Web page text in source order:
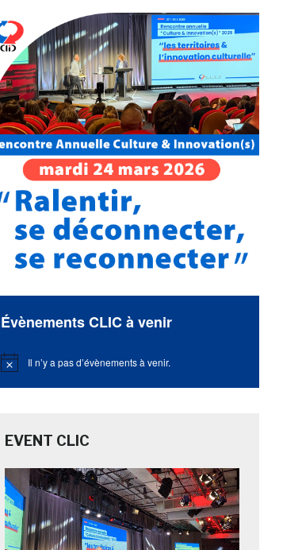
Évènements CLIC à venir
Notice Il n’y a pas d’évènements à venir.
EVENT CLIC